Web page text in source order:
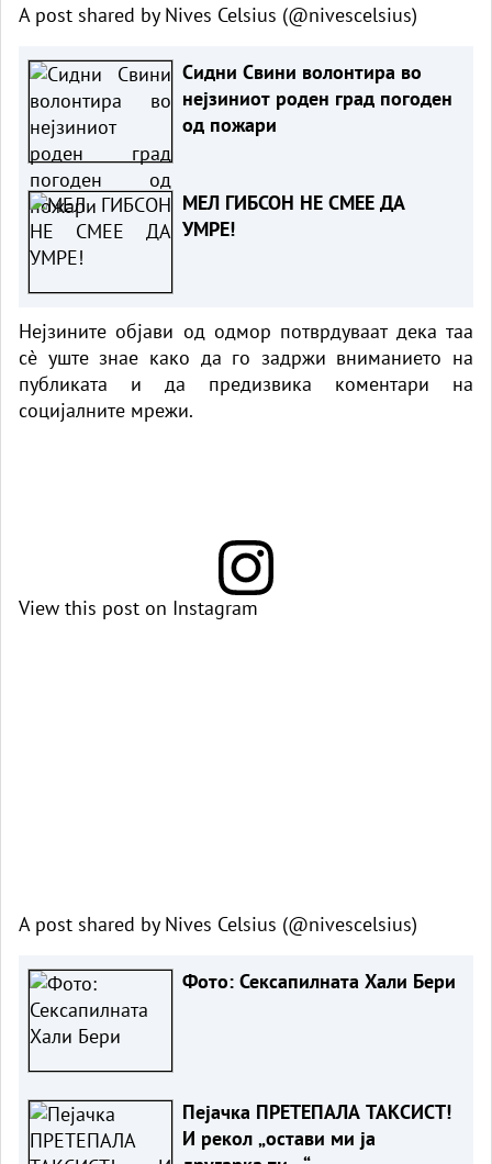
A post shared by Nives Celsius (@nivescelsius)
Сидни Свини волонтира во
нејзиниот роден град погоден
од пожари
МЕЛ ГИБСОН НЕ СМЕЕ ДА
УМРЕ!
Нејзините објави од одмор потврдуваат дека таа
сè уште знае како да го задржи вниманието на
публиката и да предизвика коментари на
социјалните мрежи.
View this post on Instagram
A post shared by Nives Celsius (@nivescelsius)
Фото: Сексапилната Хали Бери
Пејачка ПРЕТЕПАЛА ТАКСИСТ!
И рекол „остави ми ја